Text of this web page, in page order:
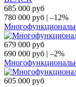
685 000 руб
780 000 руб
–12%
679 000 руб
690 000 руб
–2%
605 000 руб